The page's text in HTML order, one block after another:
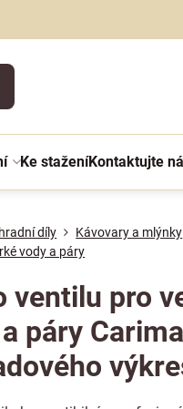
Ke staženíKontaktujte
díly Kávovary a mlýnky
vody a páry
ventilu pro
páry